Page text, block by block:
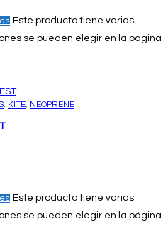
Este producto tiene varias
se pueden elegir en la página
, KITE, NEOPRENE
Este producto tiene varias
se pueden elegir en la página